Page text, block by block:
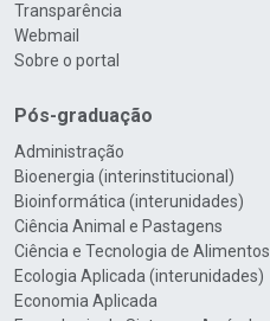
Transparência
Webmail
Sobre o portal
Pós-graduação
Administração
Bioenergia (interinstitucional)
Bioinformática (interunidades)
Ciência Animal e Pastagens
Ciência e Tecnologia de Alimentos
Ecologia Aplicada (interunidades)
Economia Aplicada